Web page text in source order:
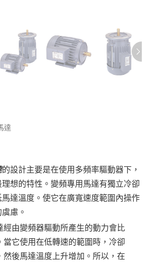
達
的設計主要是在使用多頻率驅動器下，
想的特性。變頻專用馬達有獨立冷卻
達溫度。使它在廣寬速度範圍內操作
慮。
經由變頻器驅動所產生的動力會比
當它使用在低轉速的範圍時，冷卻
然後馬達溫度上升增加。所以，在